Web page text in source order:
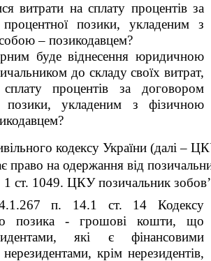
витрати на сплату процентів за
позики, укладеним з
– позикодавцем?
буде віднесення юридичною
до складу своїх витрат,
процентів за договором
позики, укладеним з фізичною
кодексу України (далі –
право на одержання від
ст. 1049. ЦКУ позичальник
п. 14.1 ст. 14 Кодексу
позика - грошові кошти, що
які є фінансовими
крім нерезидентів,